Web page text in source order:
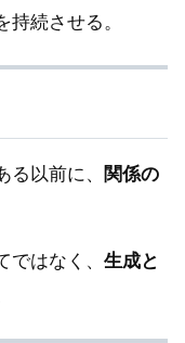
続させる。
以前に、 関係の
はなく、 生成と